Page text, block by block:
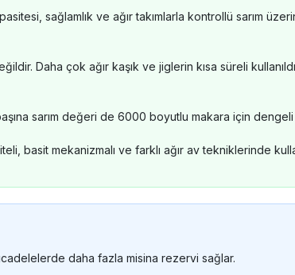
sağlamlık ve ağır takımlarla kontrollü sarım
Daha çok ağır kaşık ve jiglerin kısa süreli
sarım değeri de 6000 boyutlu makara için dengeli
basit mekanizmalı ve farklı ağır av tekniklerinde
daha fazla misina rezervi sağlar.